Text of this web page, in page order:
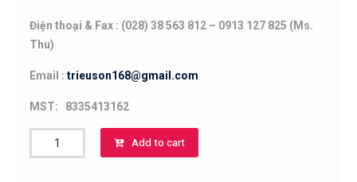
Điện thoại & Fax : (028) 38 563 812 – 0913 127 825 (Ms.
Thu)
Email : trieuson168@gmail.com
MST: 8335413162
Chắn
Add to cart